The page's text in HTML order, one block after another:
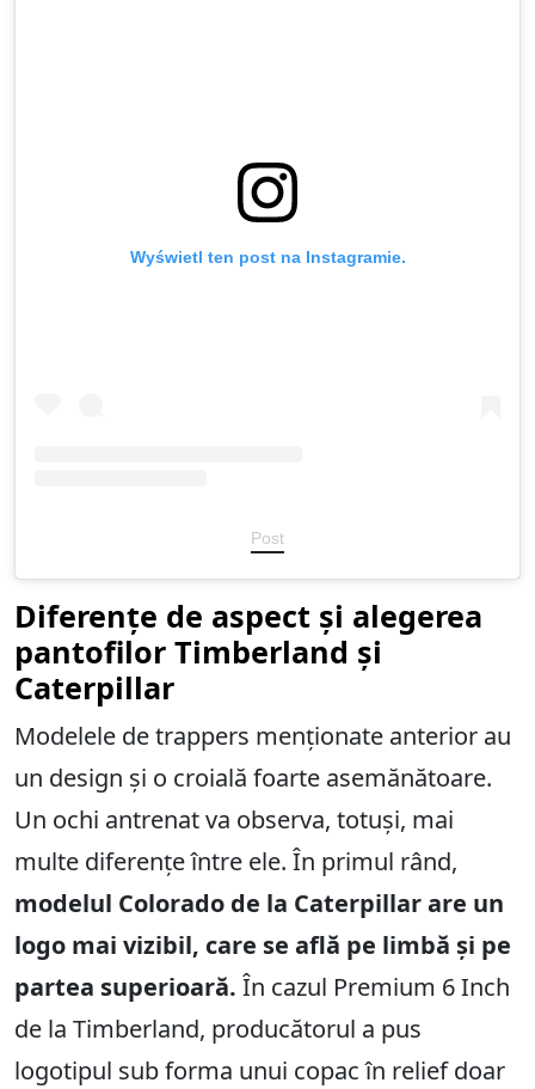
Wyświetl ten post na Instagramie.
Post
Diferențe de aspect și alegerea
pantofilor Timberland și
Caterpillar
Modelele de trappers menționate anterior au
un design și o croială foarte asemănătoare.
Un ochi antrenat va observa, totuși, mai
multe diferențe între ele. În primul rând,
modelul Colorado de la Caterpillar are un
logo mai vizibil, care se află pe limbă și pe
partea superioară. În cazul Premium 6 Inch
de la Timberland, producătorul a pus
logotipul sub forma unui copac în relief doar